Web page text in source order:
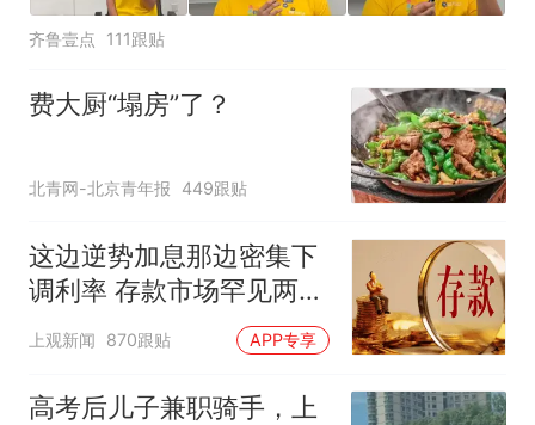
齐鲁壹点 111跟贴
费大厨“塌房”了？
北青网-北京青年报 449跟贴
这边逆势加息那边密集下
调利率 存款市场罕见两极
分化
上观新闻 870跟贴 APP专享
高考后儿子兼职骑手，上